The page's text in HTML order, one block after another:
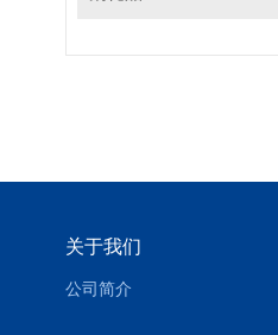
关于我们
公司简介